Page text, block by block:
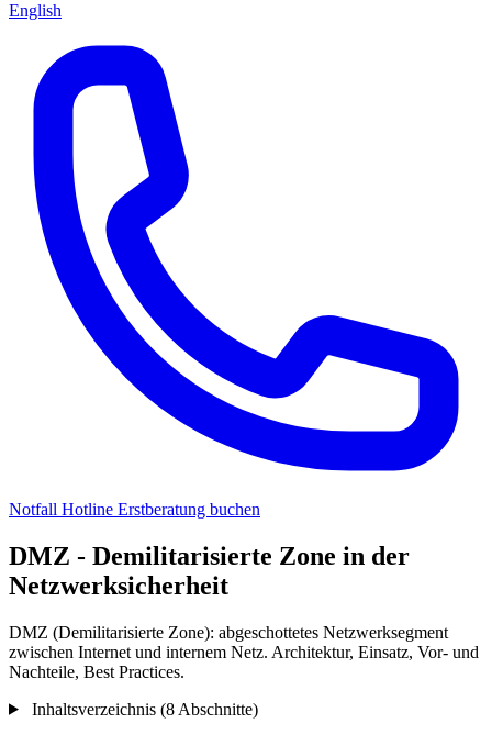
English
Notfall Hotline Erstberatung buchen
DMZ - Demilitarisierte Zone in der
Netzwerksicherheit
DMZ (Demilitarisierte Zone): abgeschottetes Netzwerksegment
zwischen Internet und internem Netz. Architektur, Einsatz, Vor- und
Nachteile, Best Practices.
Inhaltsverzeichnis (8 Abschnitte)